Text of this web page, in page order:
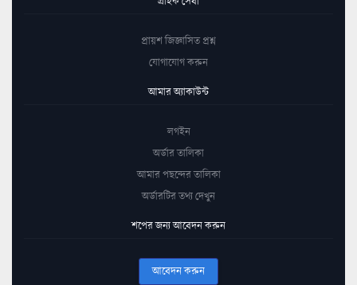
প্রায়শ জিজ্ঞাসিত প্রশ্ন
যোগাযোগ করুন
আমার অ্যাকাউন্ট
লগইন
অর্ডার তালিকা
আমার পছন্দের তালিকা
অর্ডারটির তথ্য দেখুন
শপের জন্য আবেদন করুন
আবেদন করুন